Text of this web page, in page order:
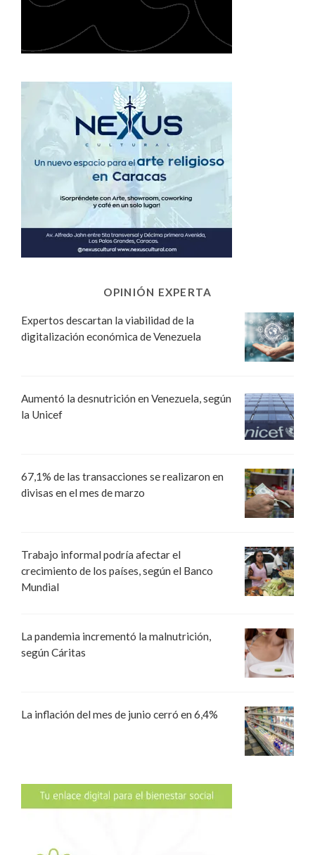
OPINIÓN EXPERTA
Expertos descartan la viabilidad de la
digitalización económica de Venezuela
Aumentó la desnutrición en Venezuela, según
la Unicef
67,1% de las transacciones se realizaron en
divisas en el mes de marzo
Trabajo informal podría afectar el
crecimiento de los países, según el Banco
Mundial
La pandemia incrementó la malnutrición,
según Cáritas
La inflación del mes de junio cerró en 6,4%